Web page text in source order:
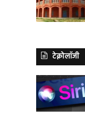
टेक्नोलॉजी